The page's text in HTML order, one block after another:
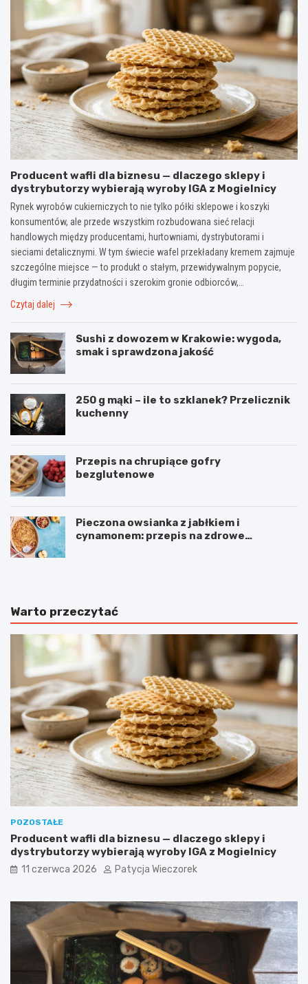
Producent wafli dla biznesu — dlaczego sklepy i
dystrybutorzy wybierają wyroby IGA z Mogielnicy
Rynek wyrobów cukierniczych to nie tylko półki sklepowe i koszyki
konsumentów, ale przede wszystkim rozbudowana sieć relacji
handlowych między producentami, hurtowniami, dystrybutorami i
sieciami detalicznymi. W tym świecie wafel przekładany kremem zajmuje
szczególne miejsce — to produkt o stałym, przewidywalnym popycie,
długim terminie przydatności i szerokim gronie odbiorców,…
Czytaj dalej
Sushi z dowozem w Krakowie: wygoda,
smak i sprawdzona jakość
250 g mąki – ile to szklanek? Przelicznik
kuchenny
Przepis na chrupiące gofry
bezglutenowe
Pieczona owsianka z jabłkiem i
cynamonem: przepis na zdrowe
Warto przeczytać
POZOSTAŁE
Producent wafli dla biznesu — dlaczego sklepy i
dystrybutorzy wybierają wyroby IGA z Mogielnicy
11 czerwca 2026 Patycja Wieczorek